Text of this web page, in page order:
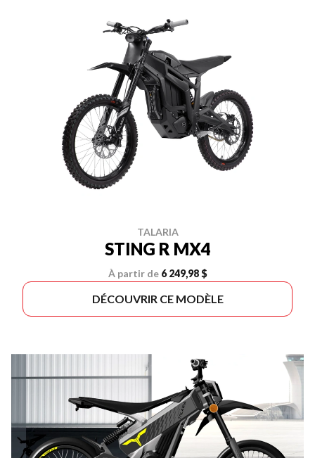
TALARIA
STING R MX4
À partir de 6 249,98 $
DÉCOUVRIR CE MODÈLE